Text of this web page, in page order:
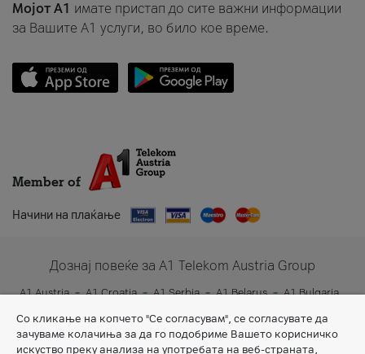
Мојот A1 имате пристап до сите важни информации
за Вашите A1 услуги, во било кое време.
Member of
Начини на плаќање
Дознај повеќе за A1 Telekom Austria Group
A1 Austria A1 Croatia A1 Serbia A1 Belarus
A1 Bulgaria
Со кликање на копчето "Се согласувам", се согласувате да
зачуваме колачиња за да го подобриме Вашето корисничко
искуство преку анализа на употребата на веб-страната,